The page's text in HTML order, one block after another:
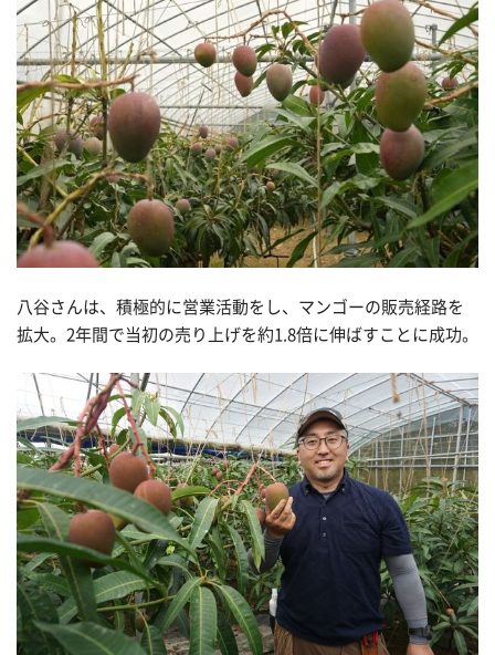
八谷さんは、積極的に営業活動をし、マンゴーの販売経路を
拡大。2年間で当初の売り上げを約1.8倍に伸ばすことに成功。